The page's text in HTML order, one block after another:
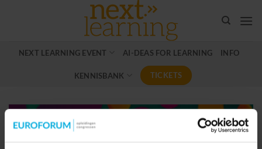
NEXT LEARNING EVENT AI-DEAS FOR LEARNING INFO
KENNISBANK TICKETS